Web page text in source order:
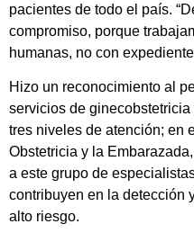
pacientes de todo el país.
compromiso, porque
humanas, no con
Hizo un reconocimiento al
servicios de
tres niveles de atención; en
Obstetricia y la
a este grupo de
contribuyen en la detección
alto riesgo.